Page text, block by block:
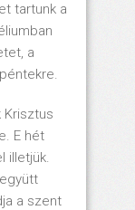
tartunk a
a
Krisztus
E hét
illetjük.
a szent